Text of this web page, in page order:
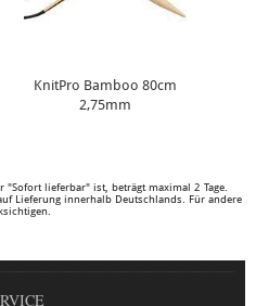
KnitPro Bamboo 80cm
2,75mm
lieferbar" ist, beträgt maximal 2 Tage.
Lieferung innerhalb Deutschlands. Für andere